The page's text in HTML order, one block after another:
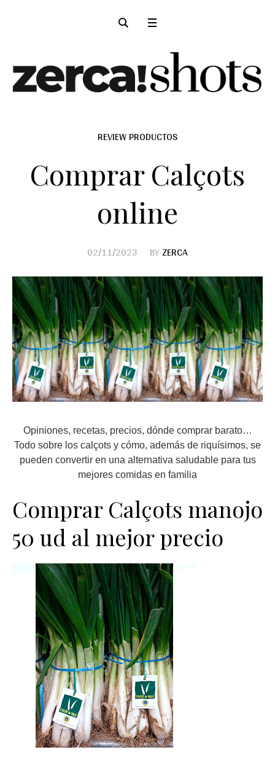
REVIEW PRODUCTOS
Comprar Calçots
online
02/11/2023 BYZERCA
Opiniones, recetas, precios, dónde comprar barato…
Todo sobre los calçots y cómo, además de riquísimos, se
pueden convertir en una alternativa saludable para tus
mejores comidas en familia
Comprar Calçots manojo
50 ud al mejor precio